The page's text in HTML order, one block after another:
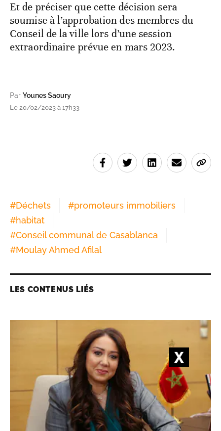
Et de préciser que cette décision sera
soumise à l’approbation des membres du
Conseil de la ville lors d’une session
extraordinaire prévue en mars 2023.
Par Younes Saoury
Le 20/02/2023 à 17h33
#Déchets #promoteurs immobiliers
#habitat
#Conseil communal de Casablanca
#Moulay Ahmed Afilal
LES CONTENUS LIÉS